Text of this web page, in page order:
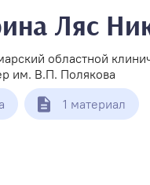
Ляс
областной
им. В.П. Полякова
1 материал